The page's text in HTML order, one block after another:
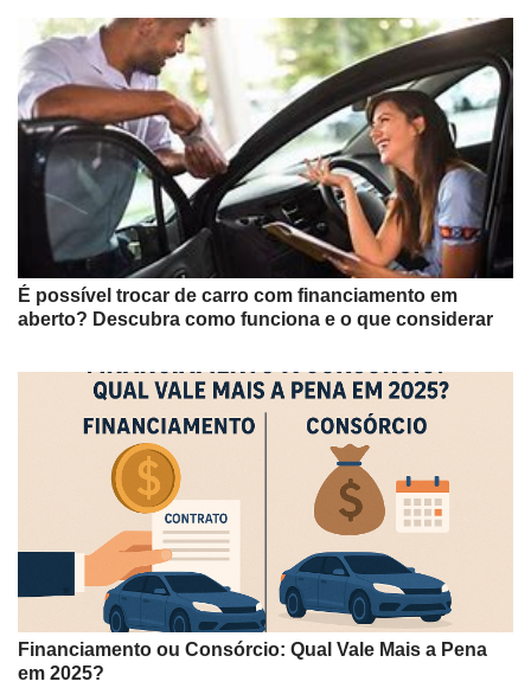
É possível trocar de carro com financiamento em
aberto? Descubra como funciona e o que considerar
Financiamento ou Consórcio: Qual Vale Mais a Pena
em 2025?